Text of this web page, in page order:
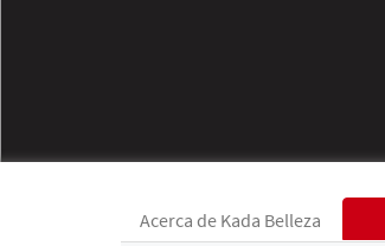
Acerca de Kada Belleza